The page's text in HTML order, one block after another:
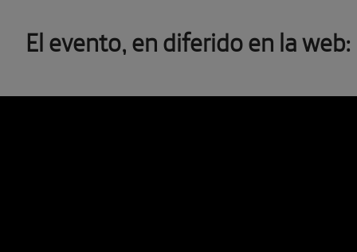
El evento, en diferido en la web: